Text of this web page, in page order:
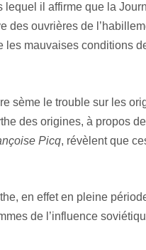
lequel il affirme que la
des ouvrières de
les mauvaises conditions
sème le trouble sur les
des origines, à propos
Picq, révèlent que
en effet en pleine
de l’influence